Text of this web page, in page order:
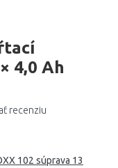
4,0 Ah
recenziu
102 súprava 13